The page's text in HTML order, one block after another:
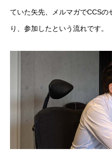
ていた矢先、メルマガでCCSの
り、参加したという流れです。